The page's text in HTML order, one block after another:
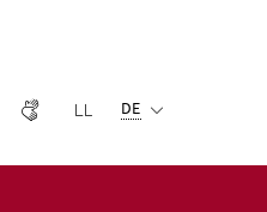
Suche einblenden
Gebärdensprache
Leichter lesen
DE